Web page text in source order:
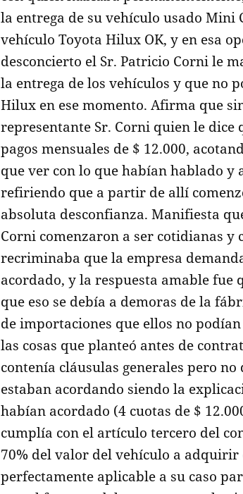
la entrega de su vehículo usado Mini
vehículo Toyota Hilux OK, y en esa
desconcierto el Sr. Patricio Corni le
la entrega de los vehículos y que no
Hilux en ese momento. Afirma que
representante Sr. Corni quien le dice
pagos mensuales de $ 12.000,
que ver con lo que habían hablado y
refiriendo que a partir de allí
absoluta desconfianza. Manifiesta
Corni comenzaron a ser cotidianas y
recriminaba que la empresa
acordado, y la respuesta amable
que eso se debía a demoras de la
de importaciones que ellos no
las cosas que planteó antes de
contenía cláusulas generales pero
estaban acordando siendo la
habían acordado (4 cuotas de $
cumplía con el artículo tercero del
70% del valor del vehículo a
perfectamente aplicable a su caso